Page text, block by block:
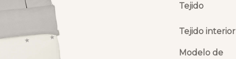
Tejido
Tejido interior
Modelo de